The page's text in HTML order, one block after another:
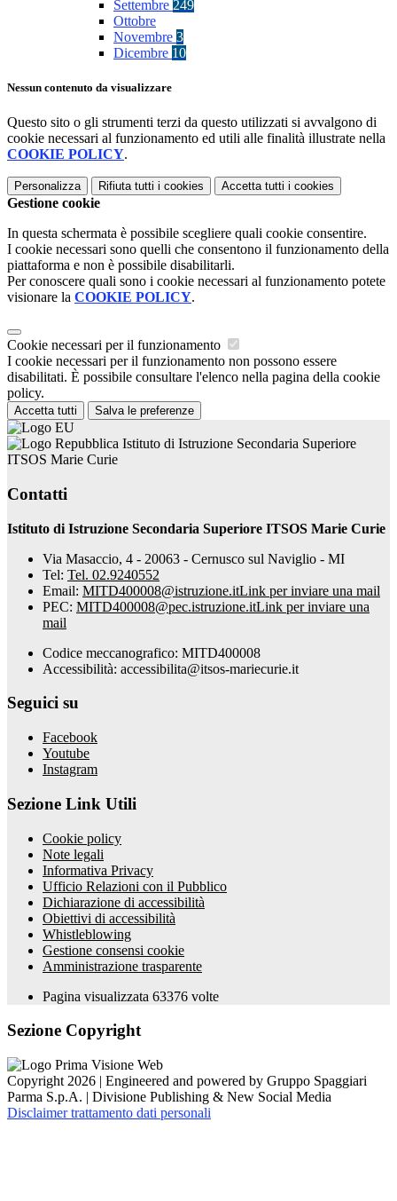
Settembre 249
Ottobre
Novembre 3
Dicembre 10
Nessun contenuto da visualizzare
Questo sito o gli strumenti terzi da questo utilizzati si avvalgono di
cookie necessari al funzionamento ed utili alle finalità illustrate nella
COOKIE POLICY.
Personalizza Rifiuta tutti i cookies Accetta tutti i cookies
Gestione cookie
In questa schermata è possibile scegliere quali cookie consentire.
I cookie necessari sono quelli che consentono il funzionamento della
piattaforma e non è possibile disabilitarli.
Per conoscere quali sono i cookie necessari al funzionamento potete
visionare la COOKIE POLICY.
Cookie necessari per il funzionamento
I cookie necessari per il funzionamento non possono essere
disabilitati. È possibile consultare l'elenco nella pagina della cookie
policy.
Accetta tutti Salva le preferenze
Istituto di Istruzione Secondaria Superiore
ITSOS Marie Curie
Contatti
Istituto di Istruzione Secondaria Superiore ITSOS Marie Curie
Via Masaccio, 4 - 20063 - Cernusco sul Naviglio - MI
Tel: Tel. 02.9240552
Email: MITD400008@istruzione.itLink per inviare una mail
PEC: MITD400008@pec.istruzione.itLink per inviare una
mail
Codice meccanografico: MITD400008
Accessibilità: accessibilita@itsos-mariecurie.it
Seguici su
Facebook
Youtube
Instagram
Sezione Link Utili
Cookie policy
Note legali
Informativa Privacy
Ufficio Relazioni con il Pubblico
Dichiarazione di accessibilità
Obiettivi di accessibilità
Whistleblowing
Gestione consensi cookie
Amministrazione trasparente
Pagina visualizzata 63376 volte
Sezione Copyright
Copyright 2026 | Engineered and powered by Gruppo Spaggiari
Parma S.p.A. | Divisione Publishing & New Social Media
Disclaimer trattamento dati personali